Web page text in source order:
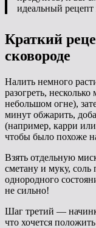
идеальный
Краткий
сковороде
Налить немного
разогреть,
небольшом огне),
минут обжарить,
(например, карри
чтобы было похоже
Взять отдельную
сметану и муку, соль
однородного
не сильно!
Шаг третий —
что хочется